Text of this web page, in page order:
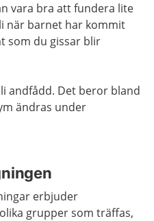
vara bra att fundera lite
när barnet har kommit
som du gissar blir
andfådd. Det beror bland
ändras under
erbjuder
grupper som träffas,